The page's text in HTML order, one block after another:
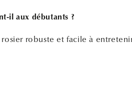
il aux débutants ?
rosier robuste et facile à